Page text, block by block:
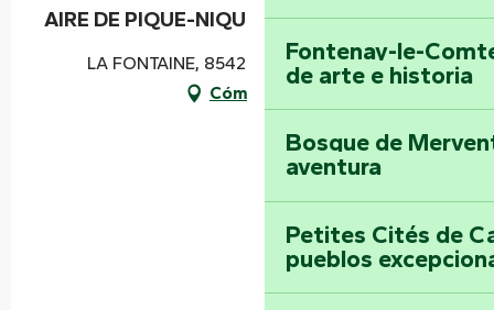
Fontenay-le-
de arte e historia
Bosque de
aventura
Petites Cités de
pueblos
AIRE DE PIQUE-NIQUE LA FONTAINE
LA FONTAINE, 85420 Bouillé-Courdault
Cómo llegar